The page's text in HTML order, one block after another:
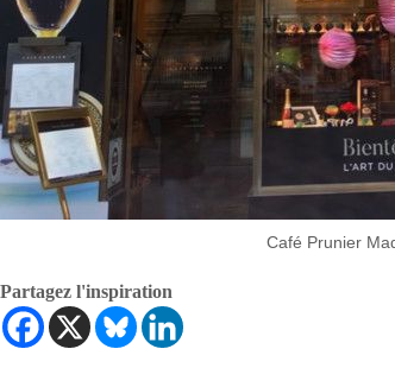
Café Prunier
Partagez l'inspiration